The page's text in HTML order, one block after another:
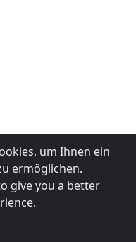
um Ihnen ein
ermöglichen.
give you a better